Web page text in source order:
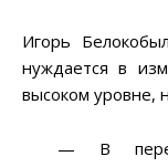
Игорь
нуждается в
высоком уровне,
— В